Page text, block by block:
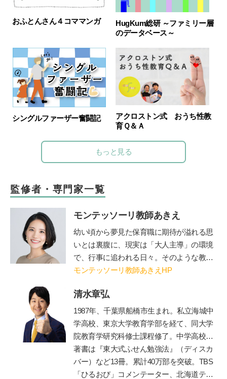
おふとんさん４コママンガ
HugKum総研 ～ファミリー層
のデータベース～
シングルファーザー奮闘記
アクロストン式 おうち性教
育Ｑ＆Ａ
もっと見る
監修者・専門家一覧
モンテッソーリ教師あきえ
幼い頃から夢見た保育職に期待が溢れる思
いとは裏腹に、現実は「大人主導」の環境
で、行事に追われる日々。そのような教育
現場に「もっと一人ひとりを尊重し、
いか」とショックと疑問を感じる。その
後、自身の出産を機に「日本の教育は本当
にこのままでよいのか」というさらなる強
い疑問を感じ、退職してモンテッソーリ教
育を学び、モンテッソーリ教師となる。
「子育てのためにモンテッソーリ教育を学
べるオンラインスクール Montessori Pare
モンテッソーリ教師あきえHP
清水章弘
1987年、千葉県船橋市生まれ。私立海城中
学高校、東京大学教育学部を経て、同大学
院教育学研究科修士課程修了。中学高校時
代に生徒会長、サッカー部、応援団長、文
化祭実行委員などを経験しながら東京大学
に現役で合格。自身の時間の使い方や効率
著書は『東大式ふせん勉強法』（ディスカ
バー）など13冊。累計40万部を突破。 TBS
「ひるおび」コメンテーター、北海道テレ